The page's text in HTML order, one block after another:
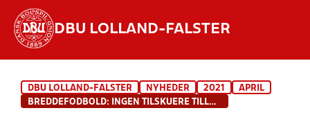
DBU LOLLAND-FALSTER
INDHOLD OG NYHEDER
DBU LOLLAND-FALSTER NYHEDER 2021
APRIL
BREDDEFODBOLD: INGEN TILSKUERE TILLADT